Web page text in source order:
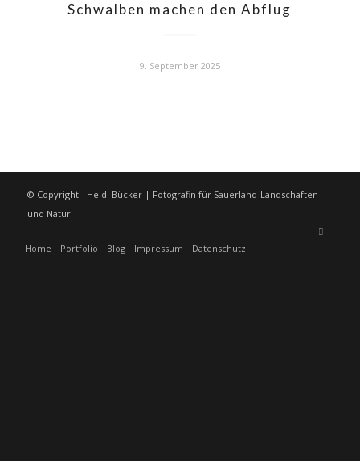
Schwalben machen den Abflug
9. September 2025
© Copyright - Heidi Bücker | Fotografin für Sauerland-Landschaften
und Natur
Home Portfolio Blog Impressum Datenschutz